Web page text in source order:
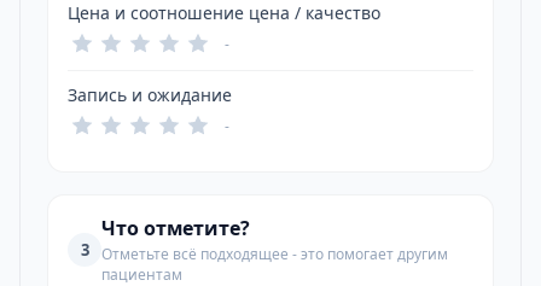
Цена и соотношение цена / качество
-
Запись и ожидание
-
3
Что отметите?
Отметьте всё подходящее - это помогает другим
пациентам